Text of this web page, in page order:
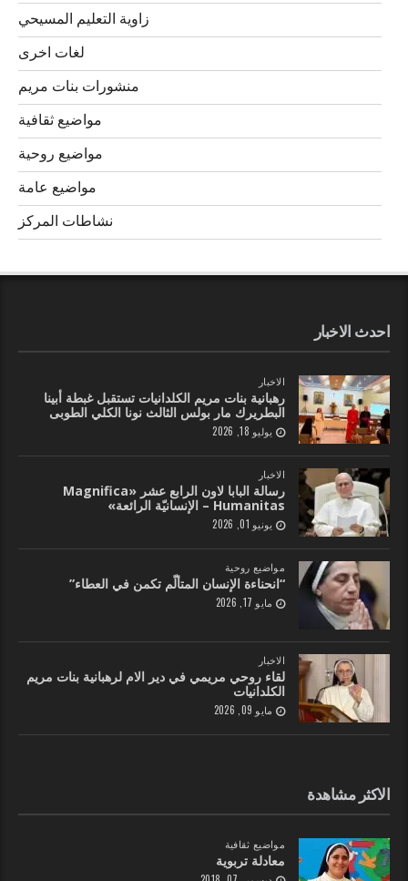
زاوية التعليم المسيحي
لغات اخرى
منشورات بنات مريم
مواضيع ثقافية
مواضيع روحية
مواضيع عامة
نشاطات المركز
احدث الاخبار
الاخبار
رهبانية بنات مريم الكلدانيات تستقبل غبطة أبينا
البطريرك مار بولس الثالث نونا الكلي الطوبى
يوليو 18, 2026
الاخبار
رسالة البابا لاون الرابع عشر «Magnifica
Humanitas – الإنسانيّة الرائعة»
يونيو 01, 2026
مواضيع روحية
“انحناءة الإنسان المتألّم تكمن في العطاء”
مايو 17, 2026
الاخبار
لقاء روحي مريمي في دير الام لرهبانية بنات مريم
الكلدانيات
مايو 09, 2026
الاكثر مشاهدة
مواضيع ثقافية
معادلة تربوية